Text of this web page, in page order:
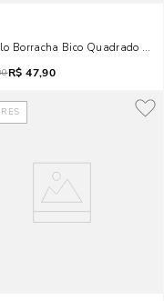
Borracha Bico Quadrado
R$ 47,90